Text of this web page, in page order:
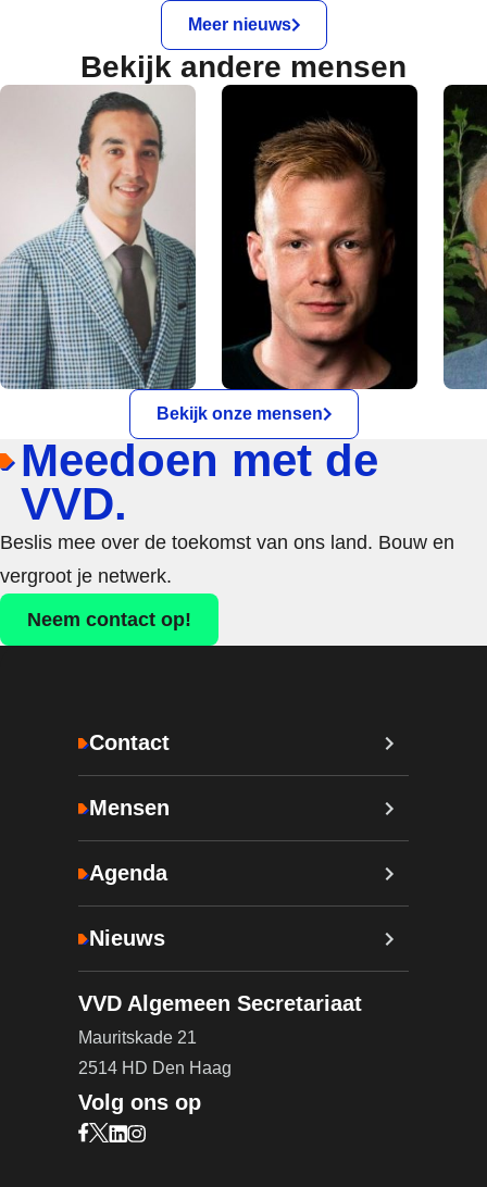
Meer nieuws
Bekijk andere mensen
Bekijk onze mensen
Meedoen met de
VVD.
Beslis mee over de toekomst van ons land. Bouw en
vergroot je netwerk.
Neem contact op!
Contact
Mensen
Agenda
Nieuws
VVD Algemeen Secretariaat
Mauritskade 21
2514 HD Den Haag
Volg ons op
Bezoek onze Facebook pagina (opent in nieuw
Bezoek onze X pagina (opent in nieuw tabblad)
Bezoek onze LinkedIn pagina (opent in nieuw
Bezoek onze Instagram pagina (opent in